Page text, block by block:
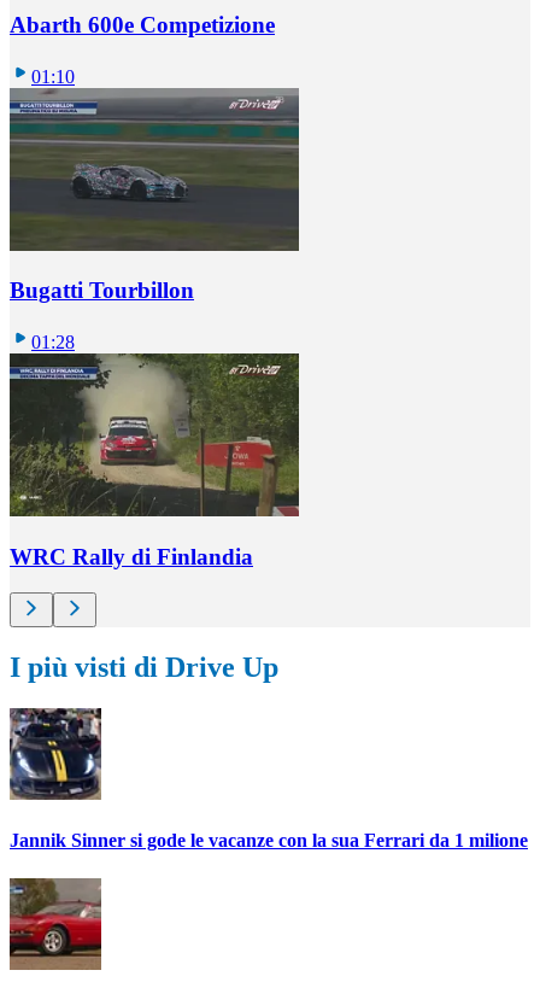
Abarth 600e Competizione
01:10
Bugatti Tourbillon
01:28
WRC Rally di Finlandia
I più visti di Drive Up
Jannik Sinner si gode le vacanze con la sua Ferrari da 1 milione